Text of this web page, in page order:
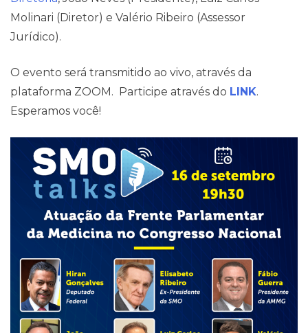
Molinari (Diretor) e Valério Ribeiro (Assessor
Jurídico).
O evento será transmitido ao vivo, através da
plataforma ZOOM. Participe através do LINK.
Esperamos você!